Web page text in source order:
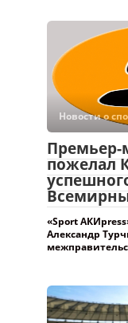
Новости о
Премьер-
пожелал
«Sport
Александр